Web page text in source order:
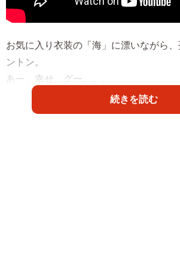
お気に入り衣装の「海」に漂いながら
ントン。
あー、幸せ。グー。。。
タラオ（licca_tarao_0311）
続きを読む